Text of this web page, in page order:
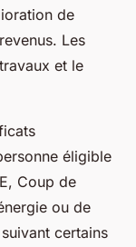
de
Les
et le
éligible
Coup de
ou de
certains